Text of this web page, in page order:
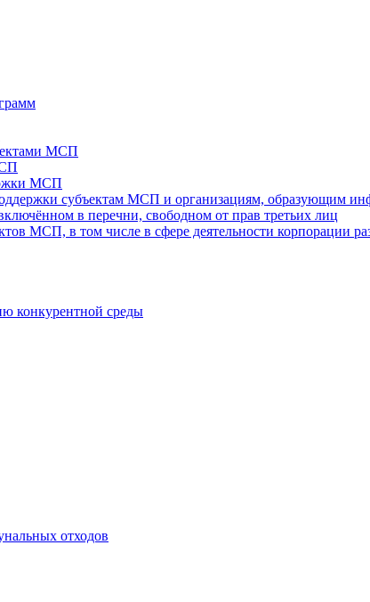
МСП
МСП
субъектам МСП и организациям, образующим
в перечни, свободном от прав третьих лиц
МСП, в том числе в сфере деятельности корпорации
конкурентной среды
отходов